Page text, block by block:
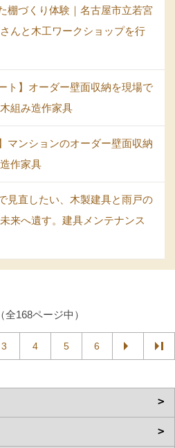
棚づくり体験｜名古屋市立若宮
んと木工ワークショップを行
ト】オーダー壁面収納を現場で
組み造作家具
マンションのオーダー壁面収納
作家具
見直したい、木製建具と雨戸の
来へ遺す。建具メンテナンス
全168ページ中）
3 4 5 6